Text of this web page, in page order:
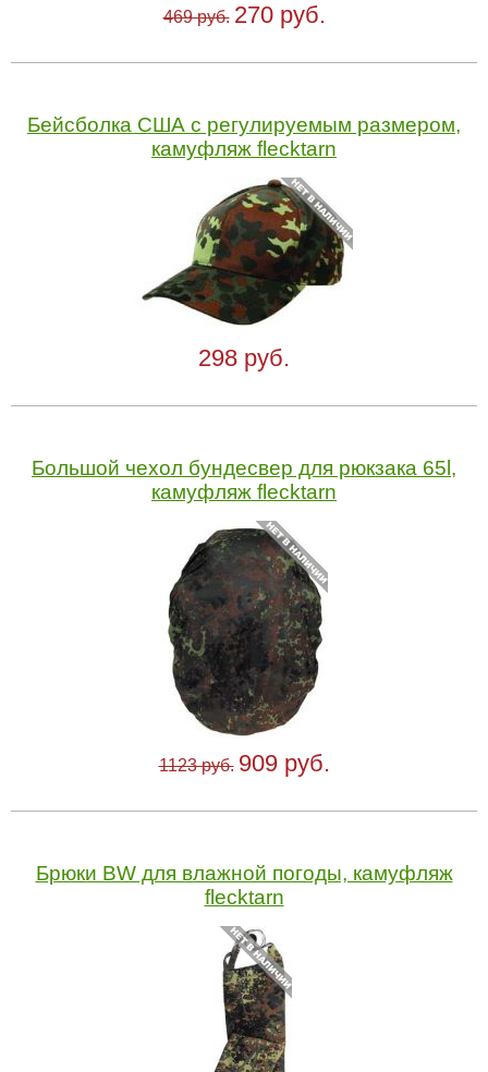
469 руб. 270 руб.
Бейсболка США с регулируемым размером,
камуфляж flecktarn
298 руб.
Большой чехол бундесвер для рюкзака 65l,
камуфляж flecktarn
1123 руб. 909 руб.
Брюки BW для влажной погоды, камуфляж
flecktarn